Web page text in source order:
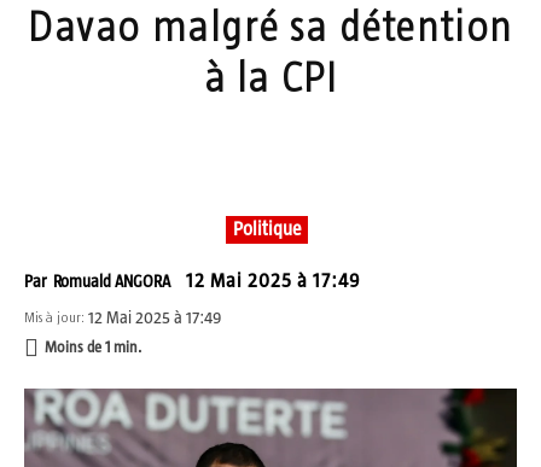
Davao malgré sa détention
à la CPI
Politique
Par Romuald ANGORA 12 Mai 2025 à 17:49
Mis à jour: 12 Mai 2025 à 17:49
Moins de 1 min.